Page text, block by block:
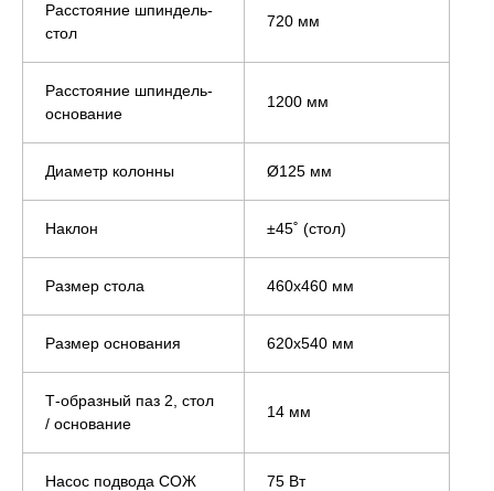
Расстояние шпиндель-
стол
720 мм
Расстояние шпиндель-
основание
1200 мм
Диаметр колонны Ø125 мм
Наклон ±45˚ (стол)
Размер стола 460х460 мм
Размер основания 620х540 мм
Т-образный паз 2, стол
/ основание
14 мм
Насос подвода СОЖ 75 Вт